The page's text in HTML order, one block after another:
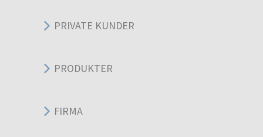
PRIVATE KUNDER
PRODUKTER
FIRMA